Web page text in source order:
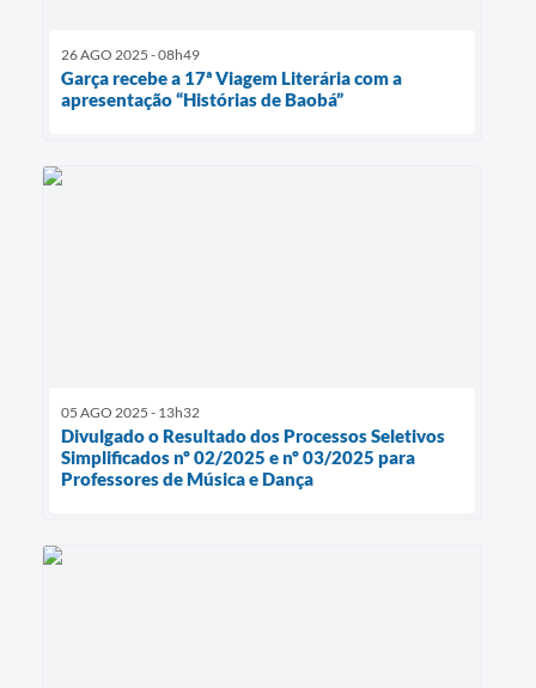
26 AGO 2025 - 08h49
Garça recebe a 17ª Viagem Literária com a
apresentação “Histórias de Baobá”
05 AGO 2025 - 13h32
Divulgado o Resultado dos Processos Seletivos
Simplificados nº 02/2025 e nº 03/2025 para
Professores de Música e Dança